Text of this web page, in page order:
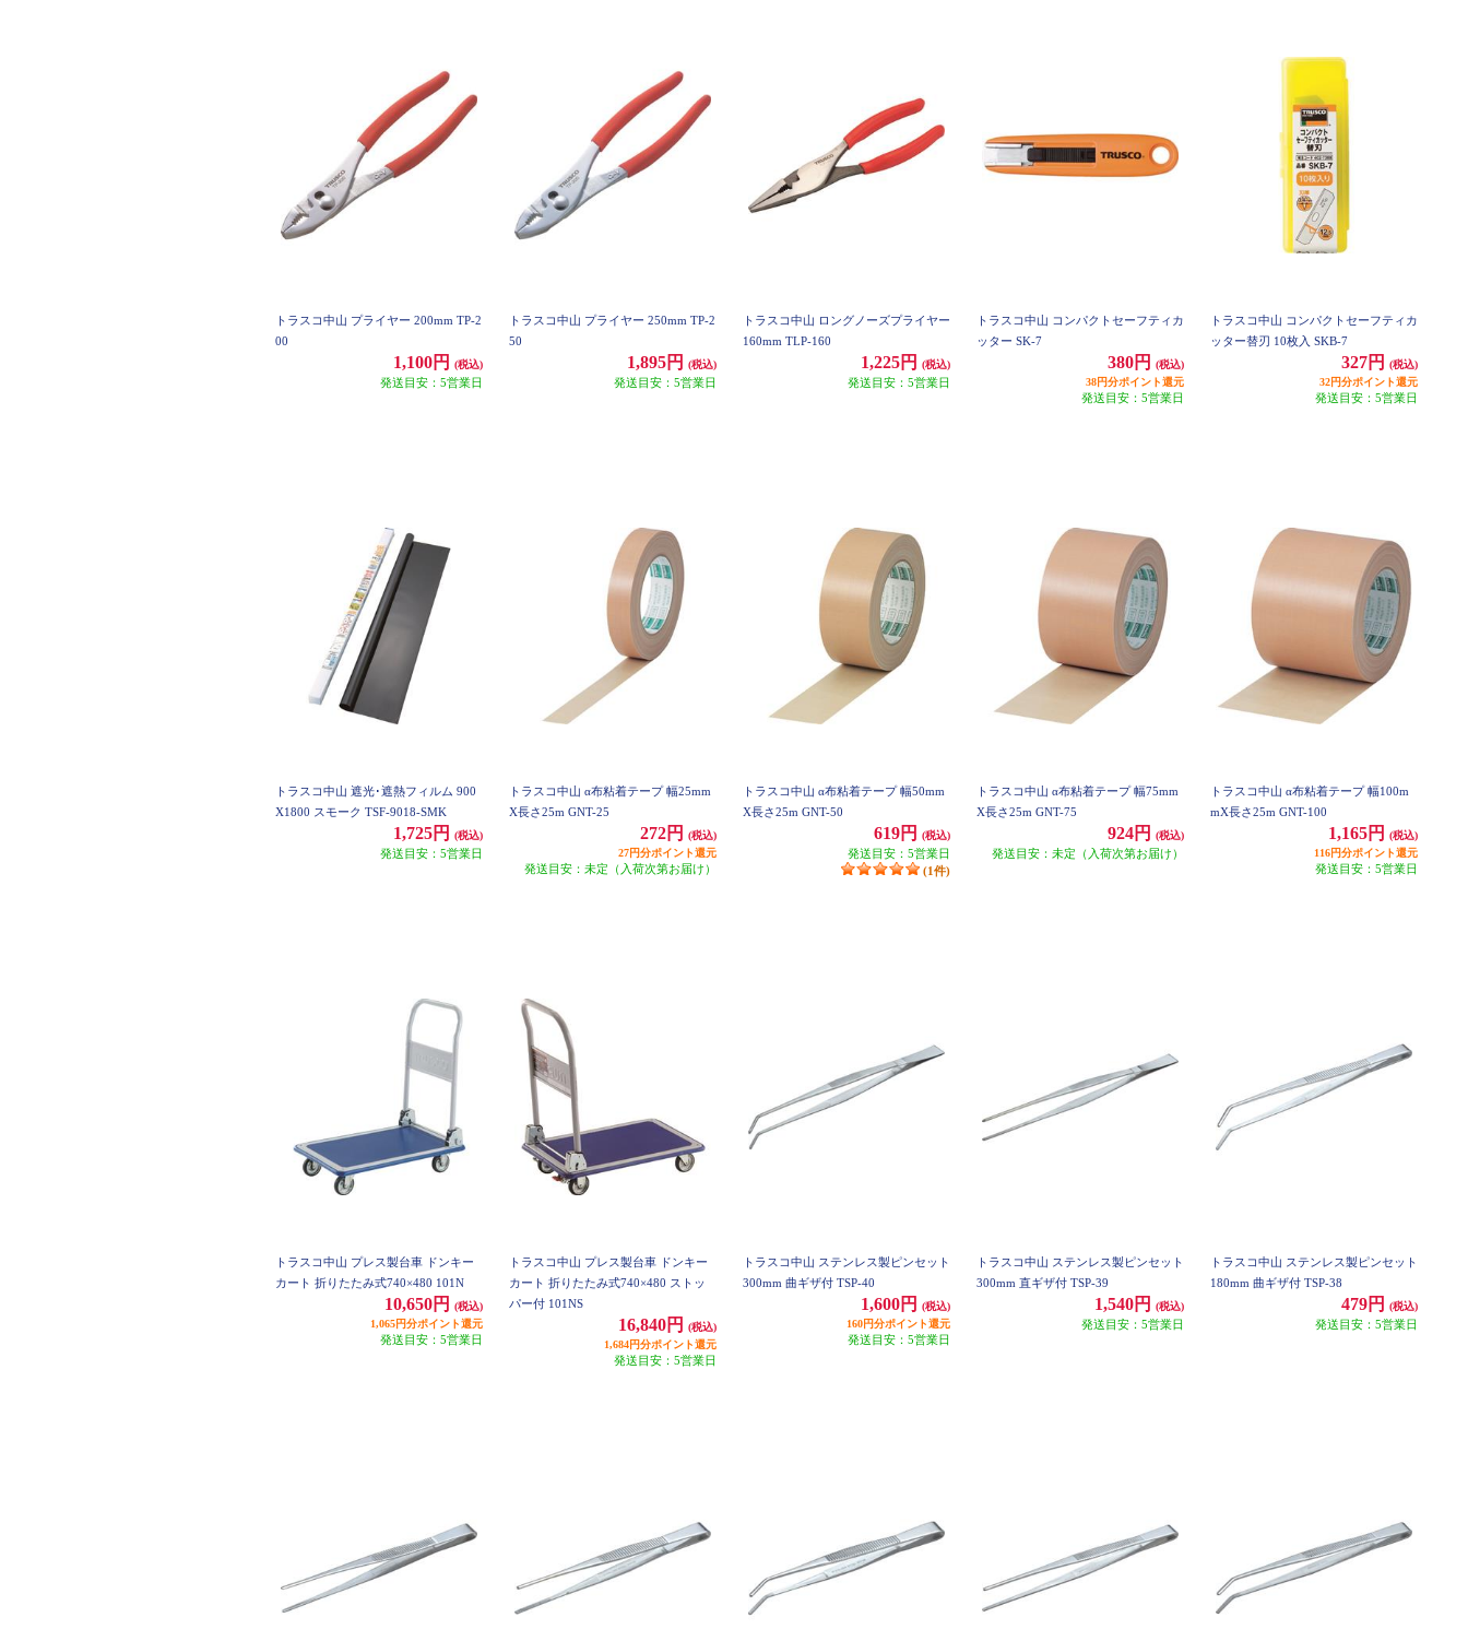
トラスコ中山 プライヤー 200mm TP-2
00
1,100円 (税込)
発送目安：5営業日
トラスコ中山 プライヤー 250mm TP-2
50
1,895円 (税込)
発送目安：5営業日
トラスコ中山 ロングノーズプライヤー
160mm TLP-160
1,225円 (税込)
発送目安：5営業日
トラスコ中山 コンパクトセーフティカ
ッター SK-7
380円
(税込)
38円分ポイント還元
発送目安：5営業日
トラスコ中山 コンパクトセーフティカ
ッター替刃 10枚入 SKB-7
327円
(税込)
32円分ポイント還元
発送目安：5営業日
トラスコ中山 遮光･遮熱フィルム 900
X1800 スモーク TSF-9018-SMK
1,725円 (税込)
発送目安：5営業日
トラスコ中山 α布粘着テープ 幅25mm
X長さ25m GNT-25
272円
(税込)
27円分ポイント還元
発送目安：未定（入荷次第お届け）
トラスコ中山 α布粘着テープ 幅50mm
X長さ25m GNT-50
619円 (税込)
発送目安：5営業日
(1件)
トラスコ中山 α布粘着テープ 幅75mm
X長さ25m GNT-75
924円 (税込)
発送目安：未定（入荷次第お届け）
トラスコ中山 α布粘着テープ 幅100m
mX長さ25m GNT-100
1,165円
(税込)
116円分ポイント還元
発送目安：5営業日
トラスコ中山 プレス製台車 ドンキー
カート 折りたたみ式740×480 101N
10,650円
(税込)
1,065円分ポイント還元
発送目安：5営業日
トラスコ中山 プレス製台車 ドンキー
カート 折りたたみ式740×480 ストッ
パー付 101NS
16,840円
(税込)
1,684円分ポイント還元
発送目安：5営業日
トラスコ中山 ステンレス製ピンセット
300mm 曲ギザ付 TSP-40
1,600円
(税込)
160円分ポイント還元
発送目安：5営業日
トラスコ中山 ステンレス製ピンセット
300mm 直ギザ付 TSP-39
1,540円 (税込)
発送目安：5営業日
トラスコ中山 ステンレス製ピンセット
180mm 曲ギザ付 TSP-38
479円 (税込)
発送目安：5営業日